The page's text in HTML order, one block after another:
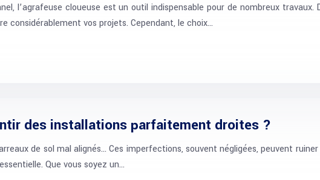
l’agrafeuse cloueuse est un outil indispensable pour de nombreux
considérablement vos projets. Cependant, le choix…
des installations parfaitement droites ?
de sol mal alignés… Ces imperfections, souvent négligées, peuvent
Que vous soyez un…